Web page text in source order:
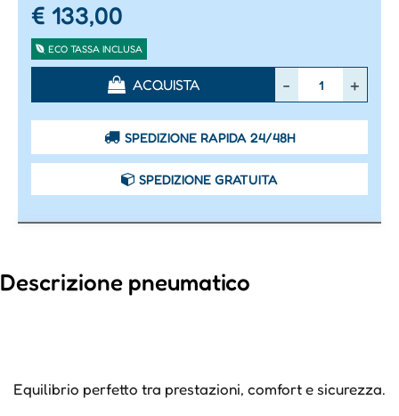
€ 133,00
ECO TASSA INCLUSA
ACQUISTA
SPEDIZIONE RAPIDA 24/48H
SPEDIZIONE GRATUITA
Descrizione pneumatico
Equilibrio perfetto tra prestazioni, comfort e sicurezza.